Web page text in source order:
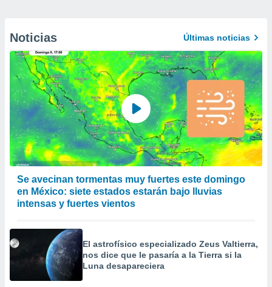
Noticias Últimas noticias
Se avecinan tormentas muy fuertes este domingo
en México: siete estados estarán bajo lluvias
intensas y fuertes vientos
El astrofísico especializado Zeus Valtierra,
nos dice que le pasaría a la Tierra si la
Luna desapareciera